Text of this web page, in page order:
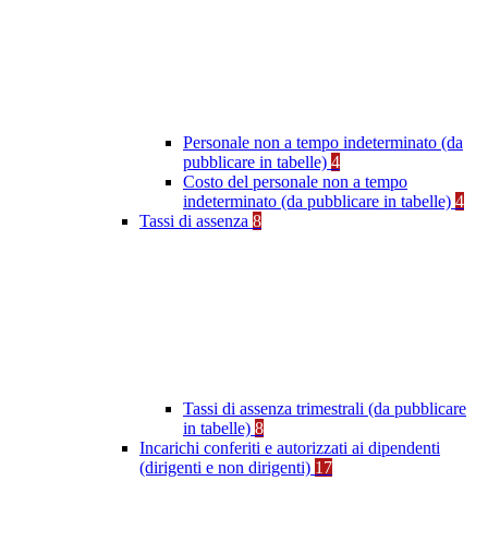
Personale non a tempo indeterminato (da
pubblicare in tabelle) 4
Costo del personale non a tempo
indeterminato (da pubblicare in tabelle) 4
Tassi di assenza 8
Tassi di assenza trimestrali (da pubblicare
in tabelle) 8
Incarichi conferiti e autorizzati ai dipendenti
(dirigenti e non dirigenti) 17